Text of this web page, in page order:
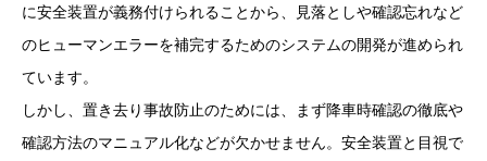
に安全装置が義務付けられることから、見落としや確認忘れなど
のヒューマンエラーを補完するためのシステムの開発が進められ
ています。
しかし、置き去り事故防止のためには、まず降車時確認の徹底や
確認方法のマニュアル化などが欠かせません。安全装置と目視で